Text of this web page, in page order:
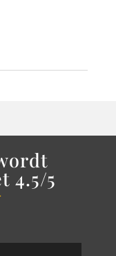
4.5/5